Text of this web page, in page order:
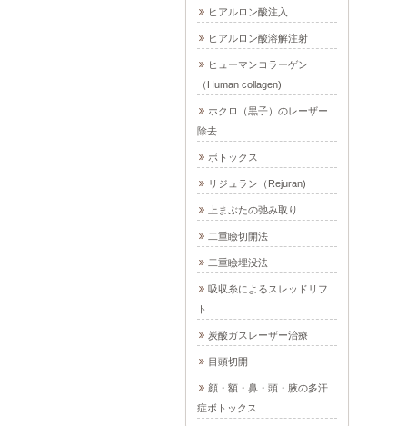
ヒアルロン酸注入
ヒアルロン酸溶解注射
ヒューマンコラーゲン
（Human collagen)
ホクロ（黒子）のレーザー
除去
ボトックス
リジュラン（Rejuran)
上まぶたの弛み取り
二重瞼切開法
二重瞼埋没法
吸収糸によるスレッドリフ
ト
炭酸ガスレーザー治療
目頭切開
顔・額・鼻・頭・腋の多汗
症ボトックス